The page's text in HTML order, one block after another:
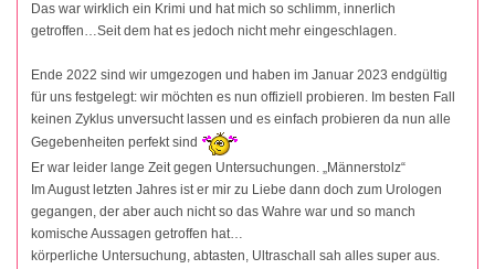
Das war wirklich ein Krimi und hat mich so schlimm, innerlich
getroffen…Seit dem hat es jedoch nicht mehr eingeschlagen.
Ende 2022 sind wir umgezogen und haben im Januar 2023 endgültig
für uns festgelegt: wir möchten es nun offiziell probieren. Im besten Fall
keinen Zyklus unversucht lassen und es einfach probieren da nun alle
Gegebenheiten perfekt sind
Er war leider lange Zeit gegen Untersuchungen. „Männerstolz“
Im August letzten Jahres ist er mir zu Liebe dann doch zum Urologen
gegangen, der aber auch nicht so das Wahre war und so manch
komische Aussagen getroffen hat…
körperliche Untersuchung, abtasten, Ultraschall sah alles super aus.